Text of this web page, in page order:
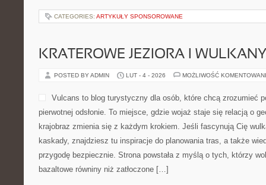
CATEGORIES: ARTYKUŁY SPONSOROWANE
KRATEROWE JEZIORA I WULKANY
POSTED BY ADMIN LUT - 4 - 2026 MOŻLIWOŚĆ
Vulcans to blog turystyczny dla osób, które chcą zrozumieć
pierwotnej odsłonie. To miejsce, gdzie wojaż staje się relacją o
krajobraz zmienia się z każdym krokiem. Jeśli fascynują Cię
kaskady, znajdziesz tu inspiracje do planowania tras, a także
przygodę bezpiecznie. Strona powstała z myślą o tych, którzy
bazaltowe równiny niż zatłoczone […]